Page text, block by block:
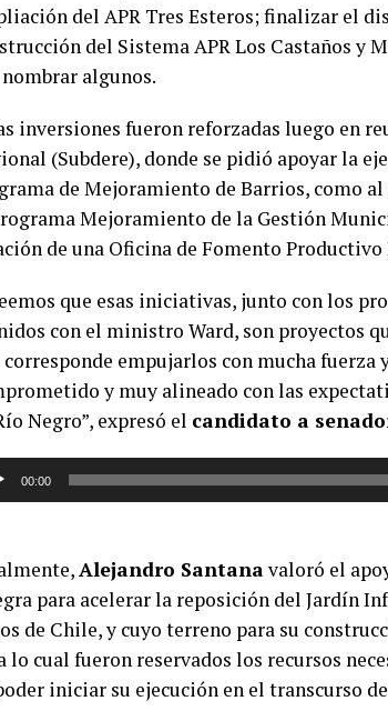
del APR Tres Esteros; finalizar el
del Sistema APR Los Castaños
algunos.
inversiones fueron reforzadas luego en
(Subdere), donde se pidió apoyar la
de Mejoramiento de Barrios, como
Mejoramiento de la Gestión
de una Oficina de Fomento
que esas iniciativas, junto con los
con el ministro Ward, son proyectos
corresponde empujarlos con mucha fuerza
y muy alineado con las
Negro”, expresó el candidato a
00:00
Alejandro Santanavaloró el
para acelerar la reposición del Jardín
de Chile, y cuyo terreno para su
lo cual fueron reservados los recursos
iniciar su ejecución en el transcurso